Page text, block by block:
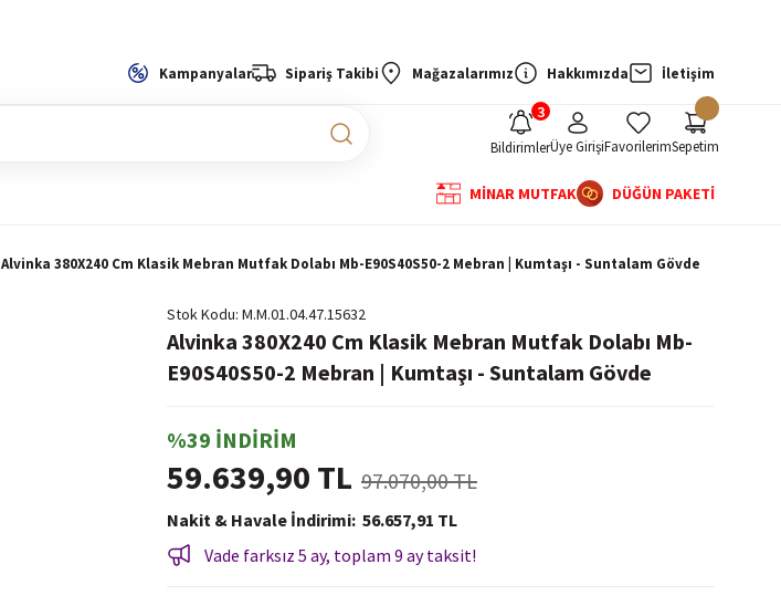
Kampanyalar Sipariş Takibi Mağazalarımız Hakkımızda İletişim
BildirimlerÜye GirişiFavorilerimSepetim
MİNAR MUTFAK DÜĞÜN PAKETİ
Alvinka 380X240 Cm Klasik Mebran Mutfak Dolabı Mb-E90S40S50-2 Mebran | Kumtaşı - Suntalam Gövde
Stok Kodu M.M.01.04.47.15632
Alvinka 380X240 Cm Klasik Mebran Mutfak Dolabı Mb-
E90S40S50-2 Mebran | Kumtaşı - Suntalam Gövde
%39 İNDİRİM
59.639,90 TL 97.070,00 TL
Nakit & Havale İndirimi 56.657,91 TL
Vade farksız 5 ay, toplam 9 ay taksit!